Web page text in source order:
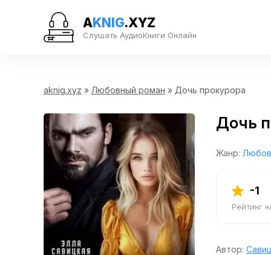
AKNIG.XYZ
Слушать АудиоКниги Онлайн
aknig.xyz » Любовный роман » Дочь прокурора
Дочь
Жанр:
-1
Рейтинг
Автор: